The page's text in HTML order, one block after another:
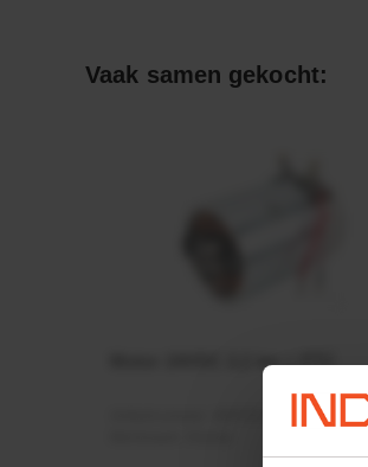
Vaak samen gekocht:
Motor 24VDC 2,2 kw + PTC
MPPDCM24V2200TP